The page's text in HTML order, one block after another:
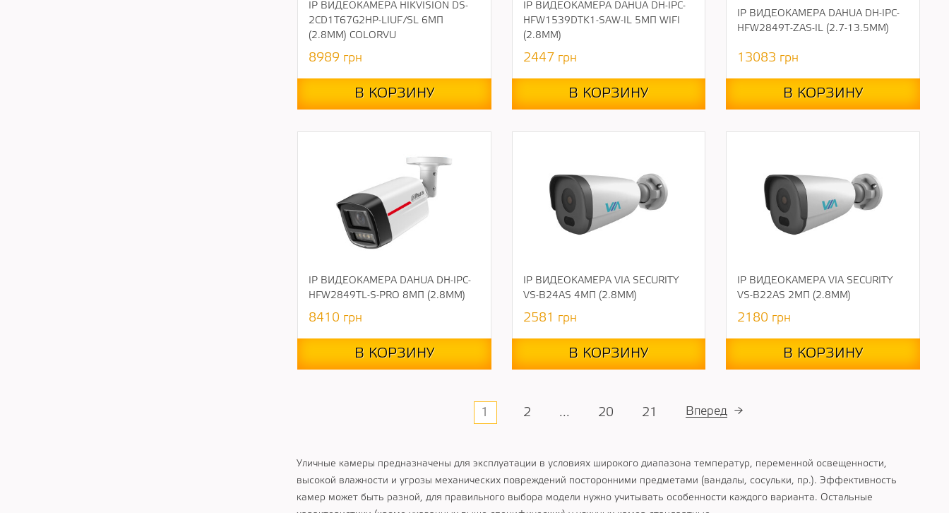
Уличные камеры предназначены для эксплуатации в условиях широкого диапазона температур, переменной освещенности,
высокой влажности и угрозы механических повреждений посторонними предметами (вандалы, сосульки, пр.). Эффективность
камер может быть разной, для правильного выбора модели нужно учитывать особенности каждого варианта. Остальные
IP ВИДЕОКАМЕРА HIKVISION DS-
2CD1T67G2HP-LIUF/SL 6МП
(2.8ММ) COLORVU
8989 грн
В КОРЗИНУ
IP ВИДЕОКАМЕРА DAHUA DH-IPC-
HFW1539DTK1-SAW-IL 5МП WIFI
(2.8ММ)
2447 грн
В КОРЗИНУ
IP ВИДЕОКАМЕРА DAHUA DH-IPC-
HFW2849T-ZAS-IL (2.7-13.5ММ)
13083 грн
В КОРЗИНУ
IP ВИДЕОКАМЕРА DAHUA DH-IPC-
HFW2849TL-S-PRO 8МП (2.8ММ)
8410 грн
В КОРЗИНУ
IP ВИДЕОКАМЕРА VIA SECURITY
VS-B24AS 4МП (2.8ММ)
2581 грн
В КОРЗИНУ
IP ВИДЕОКАМЕРА VIA SECURITY
VS-B22AS 2МП (2.8ММ)
2180 грн
В КОРЗИНУ
1 2 ... 20 21 Вперед →